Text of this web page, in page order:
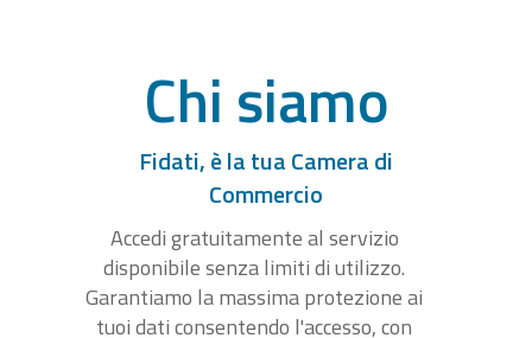
Chi siamo
Fidati, è la tua Camera di
Commercio
Accedi gratuitamente al servizio
disponibile senza limiti di utilizzo.
Garantiamo la massima protezione ai
tuoi dati consentendo l'accesso, con